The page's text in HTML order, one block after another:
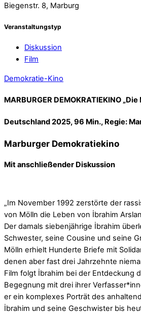
Biegenstr. 8, Marburg
Veranstaltungstyp
Diskussion
Film
Demokratie-Kino
MARBURGER DEMOKRATIEKINO
Deutschland 2025, 96 Min., Regie:
Marburger Demokratiekino
Mit anschließender Diskussion
„Im November 1992 zerstörte der
von Mölln die Leben von İbrahim
Der damals siebenjährige İbrahim
Schwester, seine Cousine und seine
Mölln erhielt Hunderte Briefe mit
denen aber fast drei Jahrzehnte
Film folgt İbrahim bei der Entdeckung
Begegnung mit drei ihrer
er ein komplexes Porträt des
İbrahim und seine Geschwister bis